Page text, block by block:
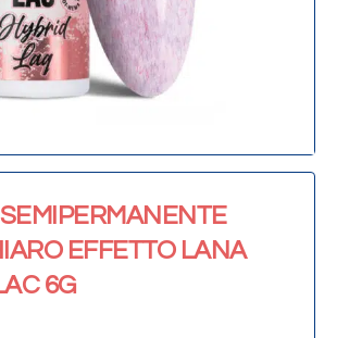
EFFETTO LANA
6G